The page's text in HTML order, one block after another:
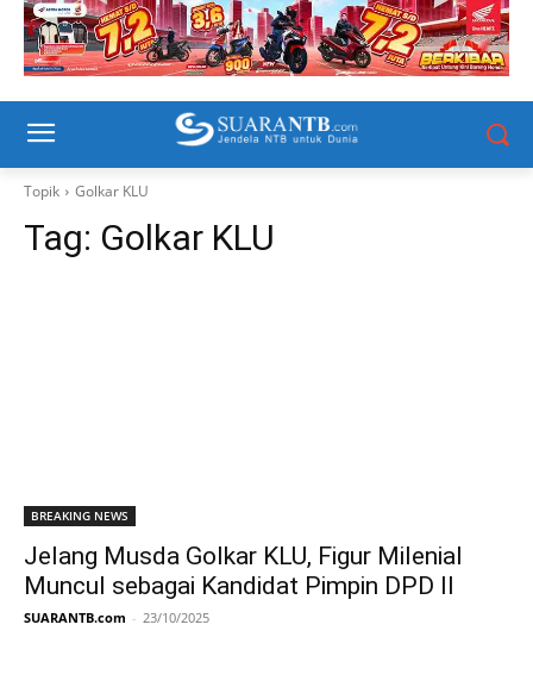
Topik Golkar KLU
Tag: Golkar KLU
BREAKING NEWS
Jelang Musda Golkar KLU, Figur Milenial
Muncul sebagai Kandidat Pimpin DPD II
SUARANTB.com - 23/10/2025